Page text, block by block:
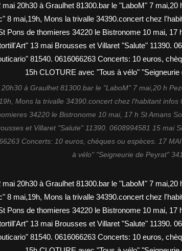
à Graulhet 81300.bar le "LaboM" 7 mai,20 h
Mons la trivalle 34390.concert chez l'habitant infos
34220 le Bistronome 10 mai, 17 h St Amans
et Villaret "Salute" 11390. 0608994581 15 mai
Concerts: 10 euros, chèques ou espèces. 17
à vélo" "Seigneurie de Peyrat"